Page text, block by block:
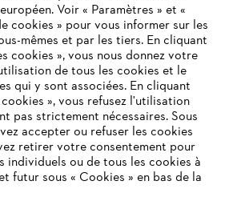
des données
INTERNET
EN CHARGE
Internet que nous ne prenons plus
fonctionnalités de notre site ne
Pour une utilisation
Voir « Paramètres » et «
cookies » pour vous informer sur les
mêmes et par les tiers. En cliquant
cookies », vous nous donnez votre
de tous les cookies et le
qui y sont associées. En cliquant
», vous refusez l'utilisation
pas strictement nécessaires. Sous
accepter ou refuser les cookies
retirer votre consentement pour
individuels ou de tous les cookies à
futur sous « Cookies » en bas de la